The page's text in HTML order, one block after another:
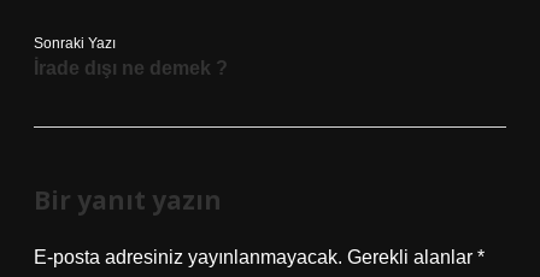
Sonraki Yazı
İrade dışı ne demek ?
Bir yanıt yazın
E-posta adresiniz yayınlanmayacak. Gerekli alanlar *